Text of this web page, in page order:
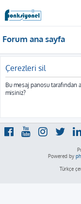
Forum ana sayfa
Çerezleri sil
Bu mesaj panosu
misiniz?
Powered by
Türkçe